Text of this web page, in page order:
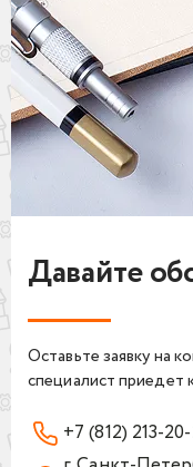
Давайте
Оставьте заявку на
специалист приедет
+7 (812) 213-